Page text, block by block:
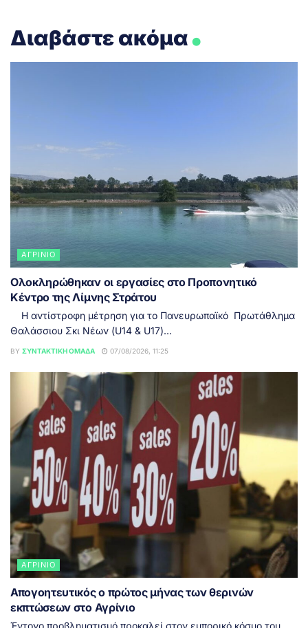
Διαβάστε ακόμα.
ΑΓΡΊΝΙΟ
Ολοκληρώθηκαν οι εργασίες στο Προπονητικό
Κέντρο της Λίμνης Στράτου
Η αντίστροφη μέτρηση για το Πανευρωπαϊκό Πρωτάθλημα
Θαλάσσιου Σκι Νέων (U14 & U17)...
BY ΣΥΝΤΑΚΤΙΚΉ ΟΜΆΔΑ 07/08/2026, 11:25
ΑΓΡΊΝΙΟ
Απογοητευτικός ο πρώτος μήνας των θερινών
εκπτώσεων στο Αγρίνιο
Έντονο προβληματισμό προκαλεί στον εμπορικό κόσμο του